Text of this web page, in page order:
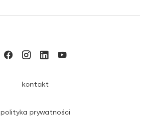
kontakt
polityka prywatności